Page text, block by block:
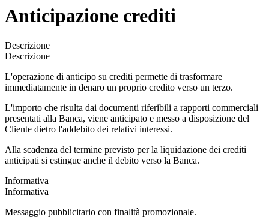
Anticipazione crediti
Descrizione
Descrizione
L'operazione di anticipo su crediti permette di trasformare
immediatamente in denaro un proprio credito verso un terzo.
L'importo che risulta dai documenti riferibili a rapporti commerciali
presentati alla Banca, viene anticipato e messo a disposizione del
Cliente dietro l'addebito dei relativi interessi.
Alla scadenza del termine previsto per la liquidazione dei crediti
anticipati si estingue anche il debito verso la Banca.
Informativa
Informativa
Messaggio pubblicitario con finalità promozionale.